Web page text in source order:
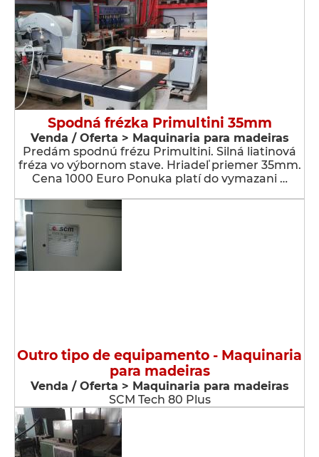
Spodná frézka Primultini 35mm
Venda / Oferta > Maquinaria para madeiras
Predám spodnú frézu Primultini. Silná liatinová
fréza vo výbornom stave. Hriadeľ priemer 35mm.
Cena 1000 Euro Ponuka platí do vymazani …
Outro tipo de equipamento - Maquinaria
para madeiras
Venda / Oferta > Maquinaria para madeiras
SCM Tech 80 Plus